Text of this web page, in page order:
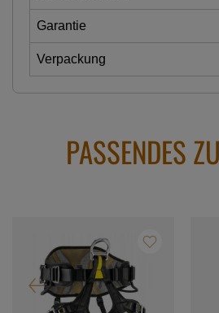
Garantie
Verpackung
PASSENDES